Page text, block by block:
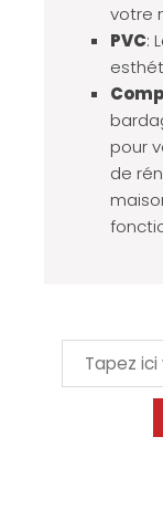
votre
PVC:
pour
de